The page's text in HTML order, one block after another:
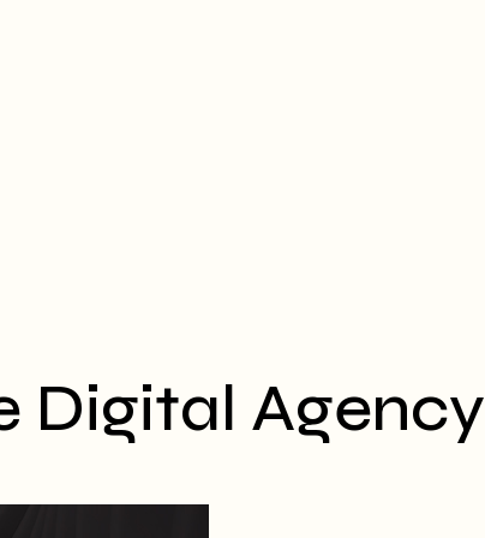
Digital Agency